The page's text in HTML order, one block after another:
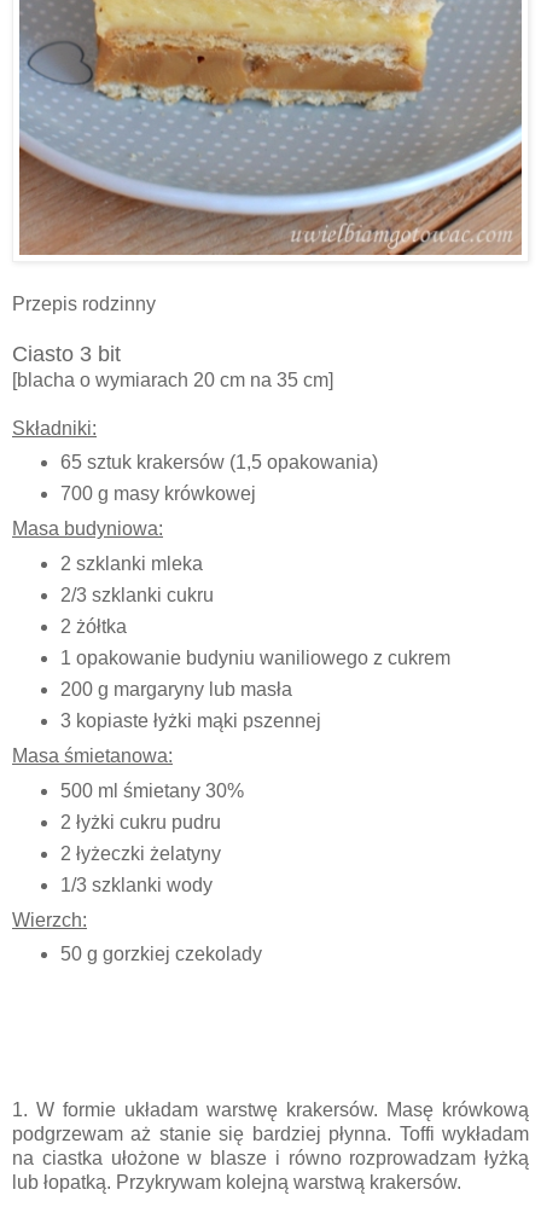
Przepis rodzinny
Ciasto 3 bit
[blacha o wymiarach 20 cm na 35 cm]
Składniki:
65 sztuk krakersów (1,5 opakowania)
700 g masy krówkowej
Masa budyniowa:
2 szklanki mleka
2/3 szklanki cukru
2 żółtka
1 opakowanie budyniu waniliowego z cukrem
200 g margaryny lub masła
3 kopiaste łyżki mąki pszennej
Masa śmietanowa:
500 ml śmietany 30%
2 łyżki cukru pudru
2 łyżeczki żelatyny
1/3 szklanki wody
Wierzch:
50 g gorzkiej czekolady
1. W formie układam warstwę krakersów. Masę krówkową
podgrzewam aż stanie się bardziej płynna. Toffi wykładam
na ciastka ułożone w blasze i równo rozprowadzam łyżką
lub łopatką. Przykrywam kolejną warstwą krakersów.